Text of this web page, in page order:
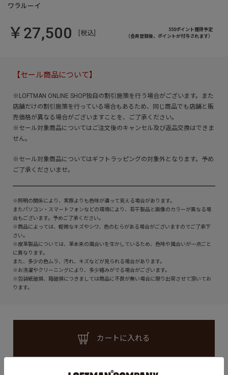
￥27,500 [税込]
550ポイント獲得予定
（会員登録後、ポイントが付与されます）
【セール商品について】
※LOFTMAN ONLINE SHOP独自の割引施策を行う場合がございます。また
店舗だけの割引施策を行っている場合もあるため、同じ商品でも店舗と販
売価格が異なる場合がございますことを、ご了承ください。
※セール対象商品についてはご注文後のキャンセル及び返品交換はできま
せん。
※セール対象商品についてはギフトラッピングの対象外となります。予め
ご了承くださいませ。
※照明の関係により、実際よりも色味が違って見える場合があります。
またパソコン・スマートフォンなどの環境により、若干製品と画像のカラーが異なる場
合もございます。予めご了承ください。
※商品によっては、軽微なキズやシワ、色のむらがある場合がございますのでご了承下
さい。
※皮革製品については、革本来の風合いを生かしているため、色味や風合いが一点ごと
に異なります。
また、多少の色ムラ、汚れ、キズなどが見られる場合があります。
※お洗濯やクリーニングにより、多少縮みがでる場合がございます。
※包装紙破損、箱破損につきましては商品に不良が無い場合に限り出荷させて頂いてお
ります。
カートに入れる